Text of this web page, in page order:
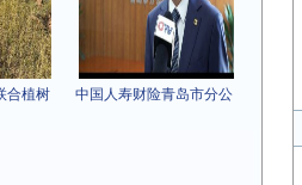
合植树 中国人寿财险青岛市分公